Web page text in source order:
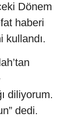
Dönem
haberi
kullandı.
diliyorum.
dedi.